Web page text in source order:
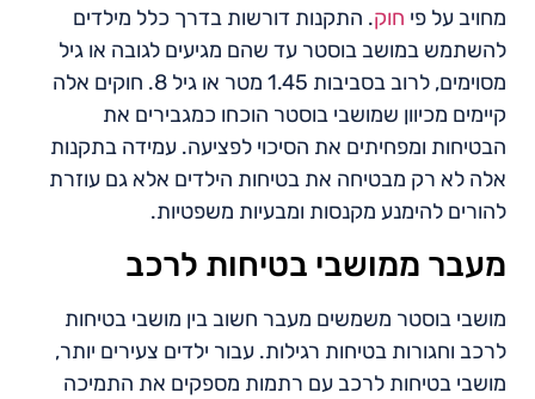
מחויב על פי חוק. התקנות דורשות בדרך כלל מילדים
להשתמש במושב בוסטר עד שהם מגיעים לגובה או גיל
מסוימים, לרוב בסביבות 1.45 מטר או גיל 8. חוקים אלה
קיימים מכיוון שמושבי בוסטר הוכחו כמגבירים את
הבטיחות ומפחיתים את הסיכוי לפציעה. עמידה בתקנות
אלה לא רק מבטיחה את בטיחות הילדים אלא גם עוזרת
להורים להימנע מקנסות ומבעיות משפטיות.
מעבר ממושבי בטיחות לרכב
מושבי בוסטר משמשים מעבר חשוב בין מושבי בטיחות
לרכב וחגורות בטיחות רגילות. עבור ילדים צעירים יותר,
מושבי בטיחות לרכב עם רתמות מספקים את התמיכה